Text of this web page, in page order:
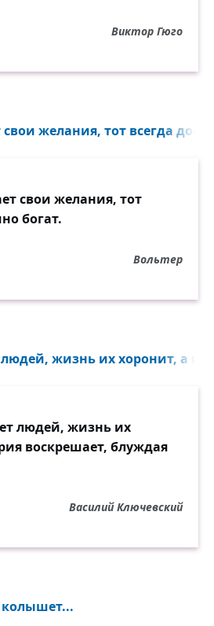
Виктор Гюго
желания, тот всегда
свои желания, тот
богат.
Вольтер
жизнь их хоронит, а
людей, жизнь их
воскрешает, блуждая
Василий Ключевский